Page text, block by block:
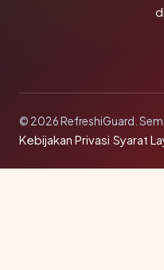
© 2026 RefreshiGuard.
Kebijakan Privasi·Syarat